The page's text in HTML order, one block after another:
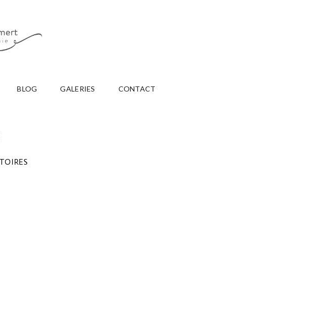
BLOG GALERIES CONTACT